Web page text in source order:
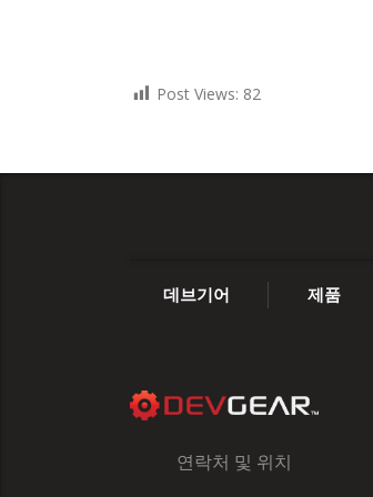
Post Views: 82
데브기어 제품
연락처 및 위치